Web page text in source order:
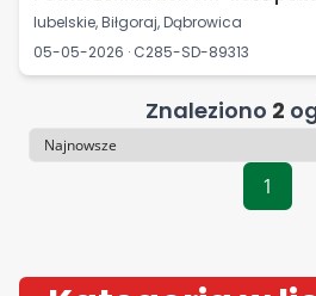
lubelskie, Biłgoraj, Dąbrowica
05-05-2026 · C285-SD-89313
Znaleziono 2
Sortowanie
1